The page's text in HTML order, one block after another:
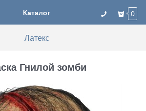
Каталог 0
Латекс
Гнилой зомби